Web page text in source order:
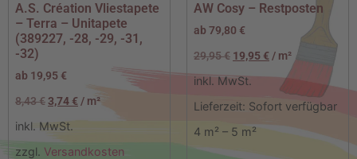
A.S. Création Vliestapete
– Terra – Unitapete
(389227, -28, -29, -31,
-32)
ab 19,95 €
8,43€3,74€ / m²
inkl. MwSt.
zzgl. Versandkosten
AW Cosy – Restposten
ab 79,80 €
29,95€ 19,95€ / m²
inkl. MwSt.
Lieferzeit: Sofort verfügbar
4 m² – 5 m²